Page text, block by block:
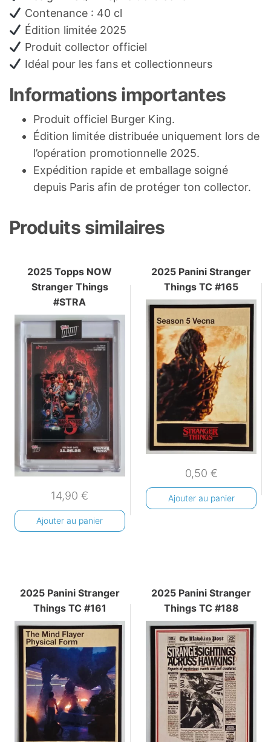
Contenance : 40 cl
Édition limitée 2025
Produit collector officiel
Idéal pour les fans et collectionneurs
Informations importantes
Produit officiel Burger King.
Édition limitée distribuée uniquement lors de
l’opération promotionnelle 2025.
Expédition rapide et emballage soigné
depuis Paris afin de protéger ton collector.
Produits similaires
2025 Topps NOW
Stranger Things
#STRA
14,90€
Ajouter au panier
2025 Panini Stranger
Things TC #165
0,50 €
Ajouter au panier
2025 Panini Stranger
Things TC #161
2025 Panini Stranger
Things TC #188